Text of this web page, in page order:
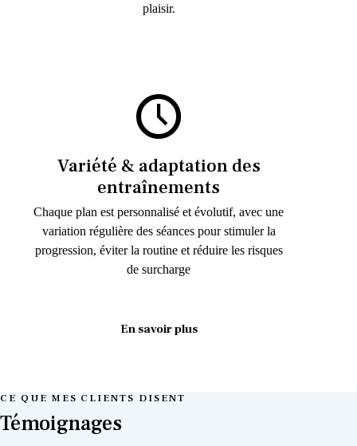
plaisir.
Variété & adaptation des
entraînements
Chaque plan est personnalisé et évolutif, avec une
variation régulière des séances pour stimuler la
progression, éviter la routine et réduire les risques
de surcharge
En savoir plus
CE QUE MES CLIENTS DISENT
Témoignages